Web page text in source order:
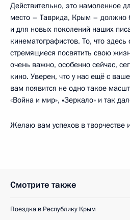
Действительно, это намоленное
место – Таврида, Крым – должно
и для новых поколений наших
кинематографистов. То, что
стремящиеся посвятить свою
очень важно, особенно сейчас,
кино. Уверен, что у нас ещё с
вам появится не одно такое
«Война и мир», «Зеркало» и так
Желаю вам успехов в творчестве
Смотрите также
Поездка в Республику Крым